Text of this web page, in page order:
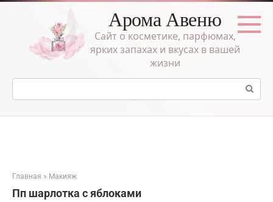
Перейти
Арома Авеню
Сайт о косметике, парфюмах,
ярких запахах и вкусах в вашей
жизни
Поиск:
Главная » Макияж
Пп шарлотка с яблоками